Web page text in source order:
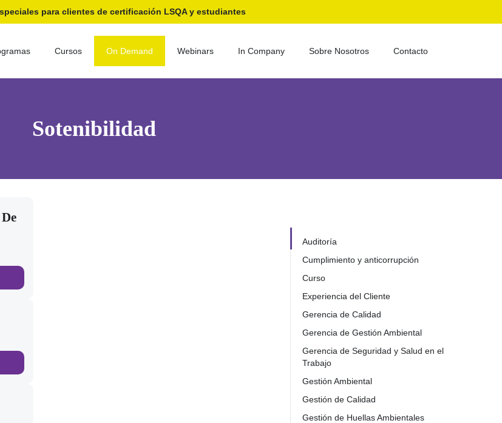
para clientes de certificación LSQA y estudiantes
Cursos On Demand Webinars In Company Sobre Nosotros Contacto
Sotenibilidad
Auditoría
Cumplimiento y anticorrupción
Curso
Experiencia del Cliente
Gerencia de Calidad
Gerencia de Gestión Ambiental
Gerencia de Seguridad y Salud en el
Trabajo
Gestión Ambiental
Gestión de Calidad
Gestión de Huellas Ambientales